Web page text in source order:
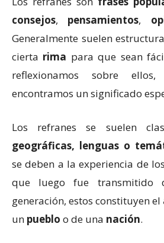
consejos, pensamientos,
Generalmente suelen
cierta rima para que sean
reflexionamos sobre
encontramos un significado
Los refranes se suelen
geográficas, lenguas o
se deben a la experiencia de
que luego fue transmitido
generación, estos constituyen el
un pueblo o de una nación.